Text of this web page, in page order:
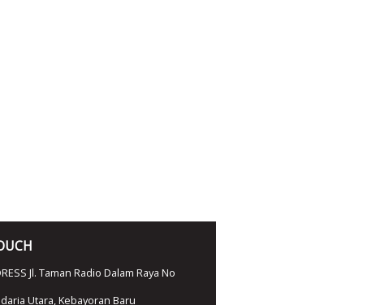
Jl. Taman Radio Dalam Raya No
Utara, Kebayoran Baru